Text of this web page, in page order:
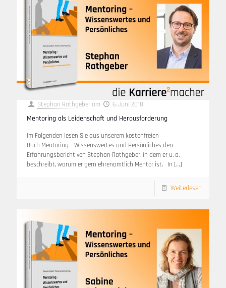
Stephan Rathgeber am 6. Juni 2018
Mentoring als Leidenschaft und Herausforderung
Im Folgenden lesen Sie aus unserem kostenfreien
Buch Mentoring – Wissenswertes und Persönliches den
Erfahrungsbericht von Stephan Rathgeber, in dem er u. a.
beschreibt, warum er gern ehrenamtlich Mentor ist. In […]
Weiterlesen